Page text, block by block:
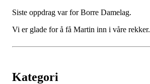
Siste oppdrag var for Borre Damelag.
Vi er glade for å få Martin inn i våre rekker.
Kategori